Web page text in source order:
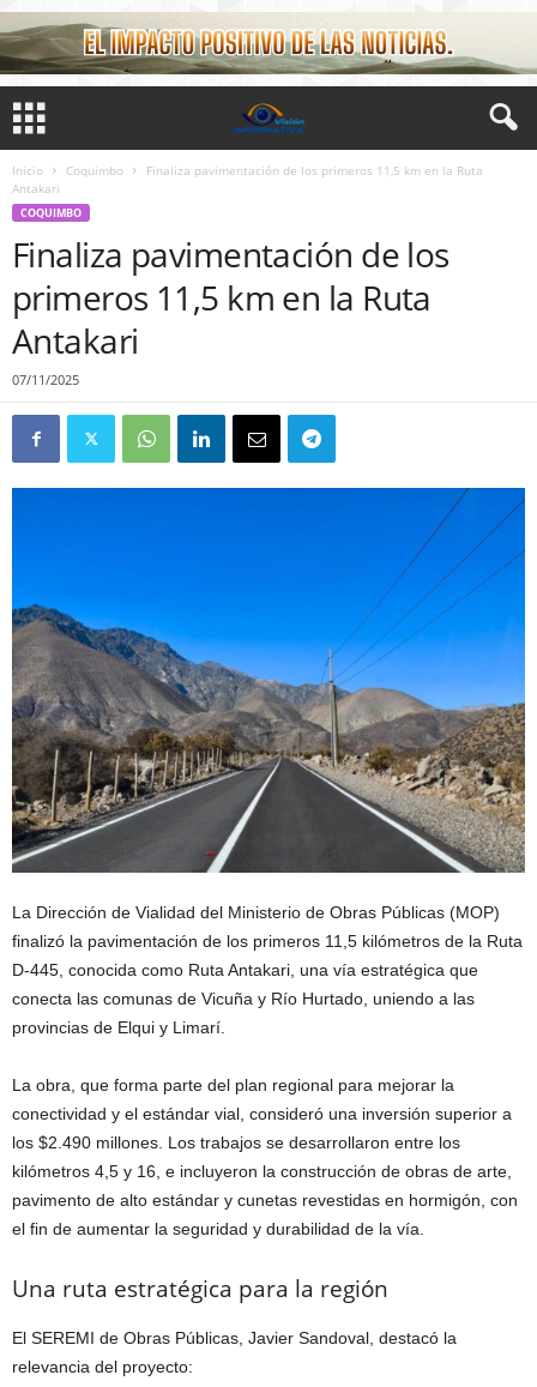
Inicio Coquimbo
Finaliza pavimentación de los primeros 11,5 km en la Ruta
Antakari
COQUIMBO
Finaliza pavimentación de los
primeros 11,5 km en la Ruta
Antakari
07/11/2025
La Dirección de Vialidad del Ministerio de Obras Públicas (MOP)
finalizó la pavimentación de los primeros 11,5 kilómetros de la Ruta
D-445, conocida como Ruta Antakari, una vía estratégica que
conecta las comunas de Vicuña y Río Hurtado, uniendo a las
provincias de Elqui y Limarí.
La obra, que forma parte del plan regional para mejorar la
conectividad y el estándar vial, consideró una inversión superior a
los $2.490 millones. Los trabajos se desarrollaron entre los
kilómetros 4,5 y 16, e incluyeron la construcción de obras de arte,
pavimento de alto estándar y cunetas revestidas en hormigón, con
el fin de aumentar la seguridad y durabilidad de la vía.
Una ruta estratégica para la región
El SEREMI de Obras Públicas, Javier Sandoval, destacó la
relevancia del proyecto: